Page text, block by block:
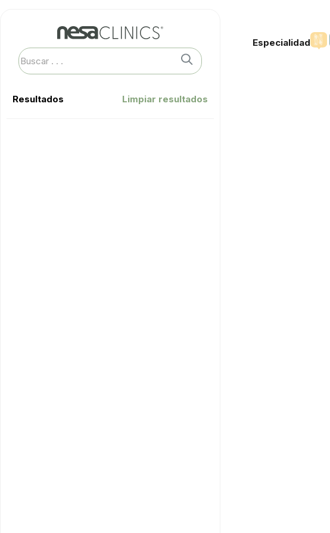
Resultados Limpiar resultados
Especialidad